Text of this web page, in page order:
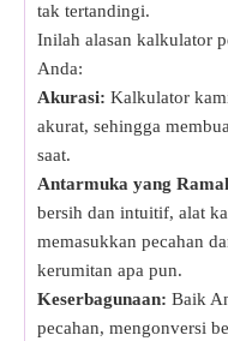
tak tertandingi.
Inilah alasan kalkulator
Anda:
Akurasi: Kalkulator
akurat, sehingga
saat.
Antarmuka yang
bersih dan intuitif, alat
memasukkan pecahan
kerumitan apa pun.
Keserbagunaan: Baik
pecahan, mengonversi